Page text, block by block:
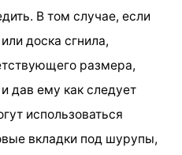
В том случае, если
доска сгнила,
размера,
дав ему как следует
использоваться
вкладки под шурупы,